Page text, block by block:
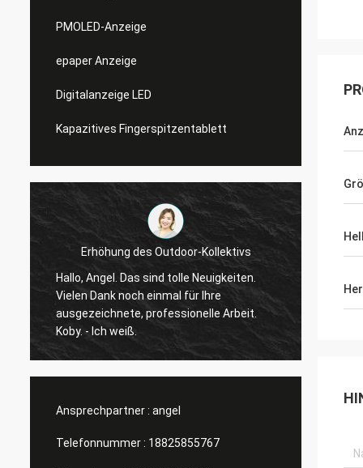
PMOLED-Anzeige
epaper Anzeige
Digitalanzeige LED
Kapazitives Fingerspitzentablett
Erhöhung des Outdoor-Kollektivs
Hallo, Angel. Das sind tolle Neuigkeiten.
Vielen Dank noch einmal für Ihre
ausgezeichnete, professionelle Arbeit.
Koby. - Ich weiß.
wir
als
Ansprechpartner : angel
Telefonnummer : 18825855767